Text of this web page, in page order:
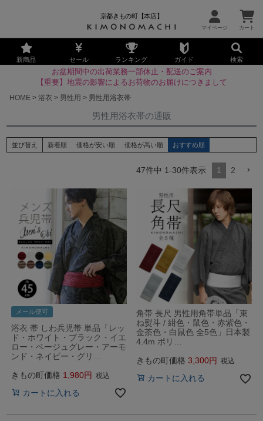
京都きもの町【本店】
新商品 セール ランキング ガイド 検索
お盆期間中の出荷業務一部休止・配送のご案内
【重要】地震の影響によるお荷物のお届けにつきまして
HOME
浴衣 男性用 男性用浴衣帯
男性用浴衣帯の通販
並び替え 新着順 価格が安い順 価格が高い順 おすすめ順
47件中 1-30件表示 1 2
メール便可
浴衣 帯 しわ兵児帯 単品「レッ
ド・ホワイト・ブラック・イエ
ロー・ベージュグレー・アーモ
ンド・ネイビー・グリ…
きもの町価格 1,980 税込
カートに入れる
角帯 長尺 男性用角帯単品「束
ね熨斗 / 紺色・鼠色・赤紫色・
金茶色・白鼠色 全5色」日本製
4.4m ポリ…
きもの町価格 3,300 税込
カートに入れる